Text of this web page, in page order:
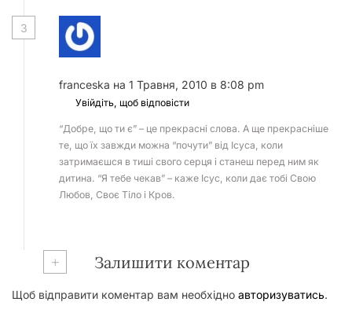
3
franceska на 1 Травня, 2010 в 8:08 pm
Увійдіть, щоб відповісти
“Добре, що ти є” – це прекрасні слова. А ще прекрасніше
те, що їх завжди можна “почути” від Ісуса, коли
затримаєшся в тиші свого серця і станеш перед ним як
дитина. “Я тебе чекав” – каже Ісус, коли дає тобі Свою
Любов, Своє Тіло і Кров.
+ Залишити коментар
Щоб відправити коментар вам необхідно авторизуватись.